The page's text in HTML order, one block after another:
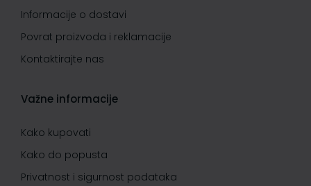
Informacije o dostavi
Povrat proizvoda i reklamacije
Kontaktirajte nas
Važne informacije
Kako kupovati
Kako do popusta
Privatnost i sigurnost podataka